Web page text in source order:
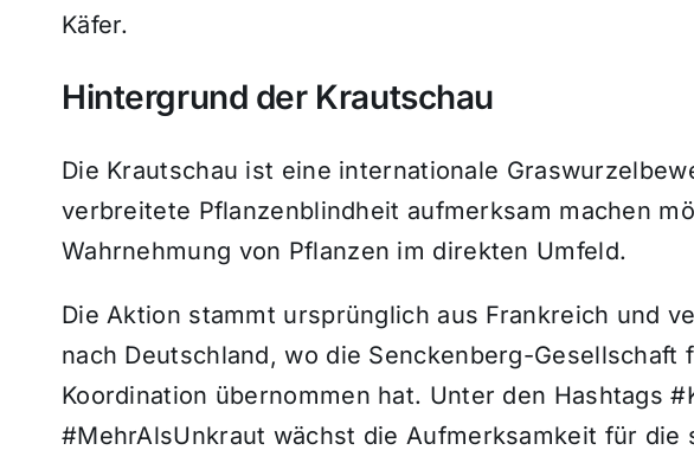
Käfer.
Hintergrund der Krautschau
Die Krautschau ist eine internationale
verbreitete Pflanzenblindheit aufmerksam machen
Wahrnehmung von Pflanzen im direkten Umfeld.
Die Aktion stammt ursprünglich aus Frankreich und
nach Deutschland, wo die Senckenberg-Gesellschaft
Koordination übernommen hat. Unter den Hashtags
#MehrAlsUnkraut wächst die Aufmerksamkeit für die